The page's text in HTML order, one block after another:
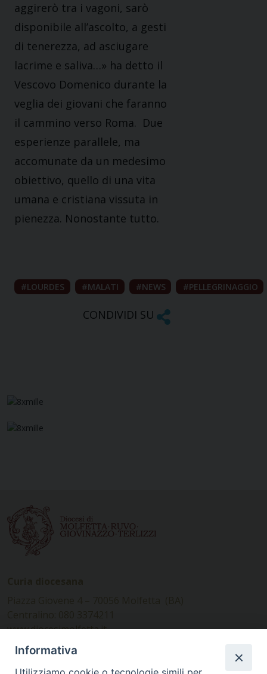
aggirerò tra i vagoni, sarò
disponibile all’ascolto, a gesti
di tenerezza, ad asciugare
lacrime e saliva…» ha detto il
Vescovo Domenico durante la
veglia dei giovani che faranno
il cammino verso Roma. Due
esperienze parallele, ma
accomunate da un medesimo
obiettivo, quello di una vita
umana e cristiana vissuta in
pienezza. Nonostante tutto.
LOURDES MALATI NEWS PELLEGRINAGGIO
CONDIVIDI SU
www.diocesimolfetta.it –
diocesimolfetta@pec.chiesacattolica.it
Informativa